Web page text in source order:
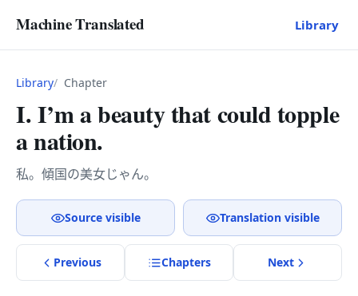
Machine Translated Library
Library Chapter
I. I’m a beauty that could topple
a nation.
私。傾国の美女じゃん。
Source visible Translation visible
Previous Chapters Next